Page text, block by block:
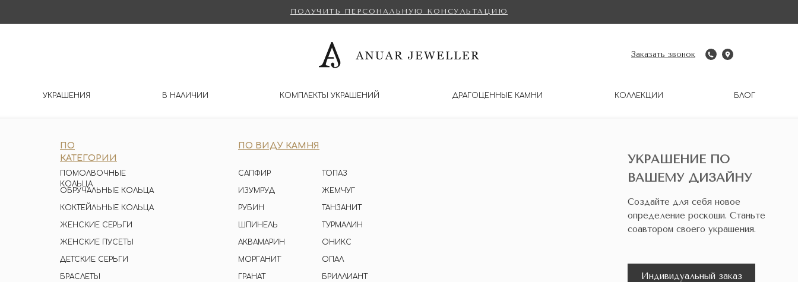
ДРАГОЦЕННЫЕ КАМНИ
УКРАШЕНИЯ КОМПЛЕКТЫ УКРАШЕНИЙ БЛОГ
КОЛЛЕКЦИИ
В НАЛИЧИИ
ПОЛУЧИТЬ ПЕРСОНАЛЬНУЮ КОНСУЛЬТАЦИЮ
Заказать звонок
ПО
КАТЕГОРИИ
ПОМОЛВОЧНЫЕ
КОЛЬЦА
ОБРУЧАЛЬНЫЕ КОЛЬЦА
ЖЕНСКИЕ СЕРЬГИ
КОКТЕЙЛЬНЫЕ КОЛЬЦА
ЖЕНСКИЕ ПУСЕТЫ
ДЕТСКИЕ СЕРЬГИ
БРАСЛЕТЫ
ПО ВИДУ КАМНЯ
САПФИР
ИЗУМРУД
ШПИНЕЛЬ
РУБИН
АКВАМАРИН
МОРГАНИТ
ГРАНАТ БРИЛЛИАНТ
ТОПАЗ
ЖЕМЧУГ
ТУРМАЛИН
ТАНЗАНИТ
ОНИКС
ОПАЛ
УКРАШЕНИЕ ПО
ВАШЕМУ ДИЗАЙНУ
Создайте для себя новое
определение роскоши. Станьте
соавтором своего украшения.
Индивидуальный заказ